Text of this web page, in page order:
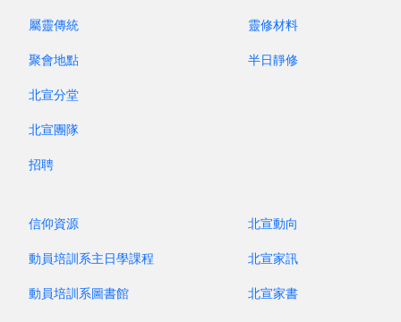
屬靈傳統
聚會地點
北宣分堂
北宣團隊
招聘
靈修材料
半日靜修
信仰資源
動員培訓系主日學課程
動員培訓系圖書館
北宣動向
北宣家訊
北宣家書